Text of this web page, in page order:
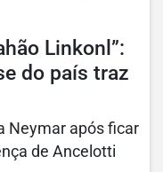
Linkonl”:
do país traz